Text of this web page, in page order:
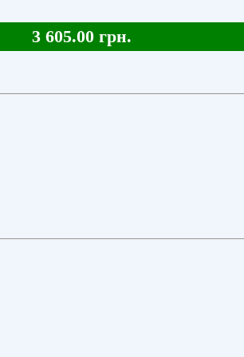
3 605.00 грн.